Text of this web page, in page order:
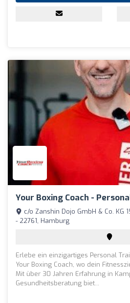
Your Boxing Coach -
c/o Zanshin Dojo GmbH & Co. KG
- 22761, Hamburg
Erlebe ein einzigartiges Personal
Your Boxing Coach, wo dein
Mit über 30 Jahren Erfahrung in
Gesundheitsberatung biet...